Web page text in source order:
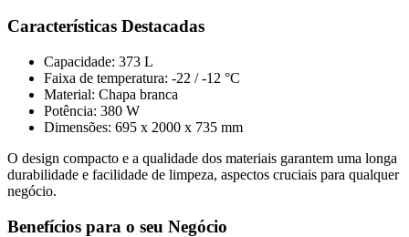
Características Destacadas
Capacidade: 373 L
Faixa de temperatura: -22 / -12 °C
Material: Chapa branca
Potência: 380 W
Dimensões: 695 x 2000 x 735 mm
O design compacto e a qualidade dos materiais garantem uma longa
durabilidade e facilidade de limpeza, aspectos cruciais para qualquer
negócio.
Benefícios para o seu Negócio